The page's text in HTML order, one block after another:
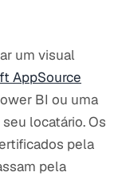
um visual
AppSource
BI ou uma
locatário. Os
pela
pela